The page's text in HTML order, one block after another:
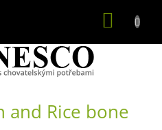
and Rice bone